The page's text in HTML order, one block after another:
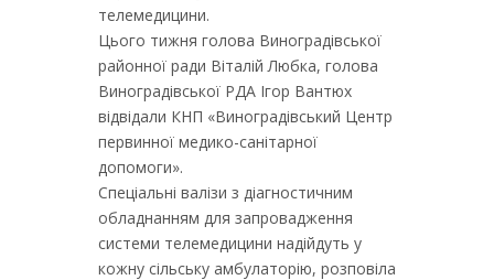
телемедицини.
Цього тижня голова Виноградівської
районної ради Віталій Любка, голова
Виноградівської РДА Ігор Вантюх
відвідали КНП «Виноградівський Центр
первинної медико-санітарної
допомоги».
Спеціальні валізи з діагностичним
обладнанням для запровадження
системи телемедицини надійдуть у
кожну сільську амбулаторію, розповіла